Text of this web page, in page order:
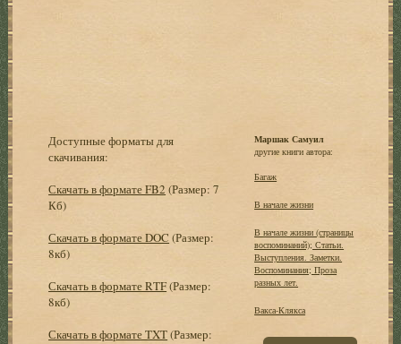
Доступные форматы для
скачивания:
Скачать в формате FB2 (Размер: 7
Кб)
Скачать в формате DOC (Размер:
8кб)
Скачать в формате RTF(Размер:
8кб)
Скачать в формате TXT(Размер:
Маршак Самуил
другие книги автора:
Багаж
В начале жизни
В начале жизни (страницы
воспоминаний); Статьи.
Выступления. Заметки.
Воспоминания; Проза
разных лет.
Вакса-Клякса